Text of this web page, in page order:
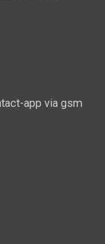
app via gsm